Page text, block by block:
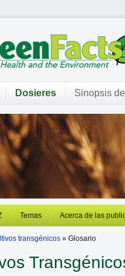
Dosieres Sinopsis
Temas Acerca de las
transgénicos » Glosario